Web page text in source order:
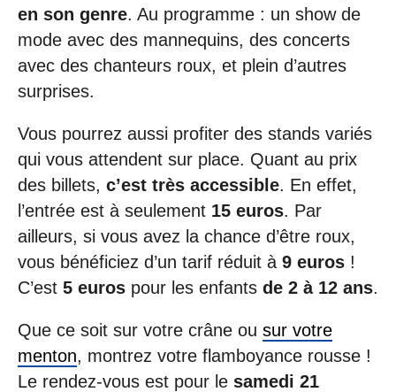
en son genre. Au programme : un show de
mode avec des mannequins, des concerts
avec des chanteurs roux, et plein d’autres
surprises.
Vous pourrez aussi profiter des stands variés
qui vous attendent sur place. Quant au prix
des billets, c’est très accessible. En effet,
l’entrée est à seulement 15 euros. Par
ailleurs, si vous avez la chance d’être roux,
vous bénéficiez d’un tarif réduit à 9 euros !
C’est 5 euros pour les enfants de 2 à 12 ans.
Que ce soit sur votre crâne ou sur votre
menton, montrez votre flamboyance rousse !
Le rendez-vous est pour le samedi 21